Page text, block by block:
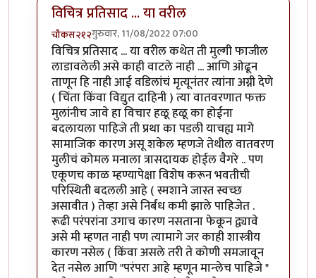
विचित्र प्रतिसाद ... या वरील
चौकस२१२गुरुवार, 11/08/2022 07:00
In reply toउगाचचbyप्रसाद गोडबोले
विचित्र प्रतिसाद ... या वरील कथेत ती मुल्गी फाजील
लाडावलेली असे काही वाटले नाही ... आणि ओढून
ताणून हि नाही आई वडिलांचं मृत्यूनंतर त्यांना अग्नी देणे
( चिंता किंवा विद्युत दाहिनी ) त्या वातवरणात फक्त
मुलांनीच जावे हा विचार हळू हळू का होईना
बदलायला पाहिजे ती प्रथा का पडली याचह्य मागे
सामाजिक कारण असू शकेल म्हणजे तेथील वातवरण
मुलीचं कोमल मनाला त्रासदायक होईल वैगरे .. पण
एकूणच काळ म्हण्यापेक्षा विशेष करून भवतीची
परिस्थिती बदलली आहे ( स्मशाने जास्त स्वच्छ
असावीत ) तेव्हा असे निर्बंध कमी झाले पाहिजेत .
रूढी परंपरांना उगाच कारण नसताना फेकून द्व्यावे
असे मी म्हणत नाही पण त्यामागे जर काही शास्त्रीय
कारण नसेल ( किंवा असले तरी ते कोणी समजावून
देत नसेल आणि "परंपरा आहे म्हणून मान्लेच पाहिजे "